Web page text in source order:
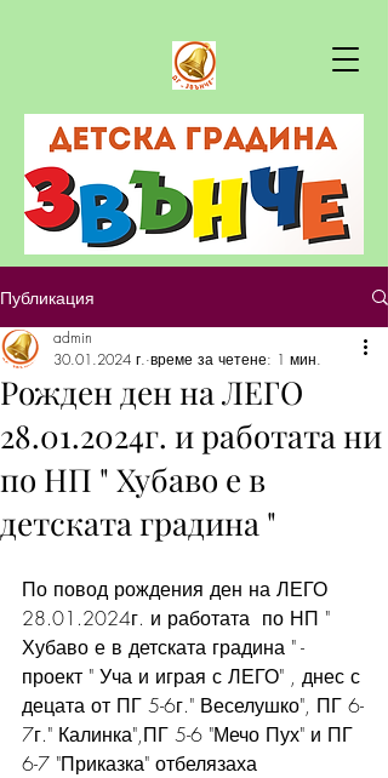
Публикация
Рожден ден на ЛЕГО
28.01.2024г. и работата ни
по НП " Хубаво е в
детската градина "
admin
30.01.2024 г. време за четене: 1 мин.
По повод рождения ден на ЛЕГО
28.01.2024г. и работата  по НП "
Хубаво е в детската градина " -
проект " Уча и играя с ЛЕГО" , днес с
децата от ПГ 5-6г." Веселушко", ПГ 6-
7г." Калинка",ПГ 5-6 "Мечо Пух" и ПГ
6-7 "Приказка" отбелязаха